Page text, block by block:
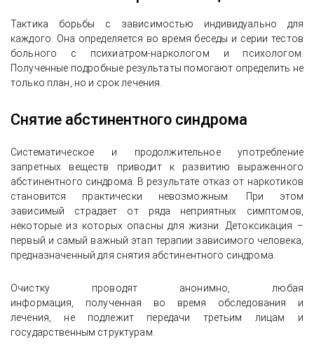
Тактика борьбы с зависимостью индивидуально для
каждого. Она определяется во время беседы и серии тестов
больного с психиатром-наркологом и психологом.
Полученные подробные результаты помогают определить не
только план, но и срок лечения.
Снятие абстинентного синдрома
Систематическое и продолжительное употребление
запретных веществ приводит к развитию выраженного
абстинентного синдрома. В результате отказ от наркотиков
становится практически невозможным. При этом
зависимый страдает от ряда неприятных симптомов,
некоторые из которых опасны для жизни. Детоксикация –
первый и самый важный этап терапии зависимого человека,
предназначенный для снятия абстинентного синдрома.
Очистку проводят анонимно, любая
информация, полученная во время обследования и
лечения, не подлежит передачи третьим лицам и
государственным структурам.